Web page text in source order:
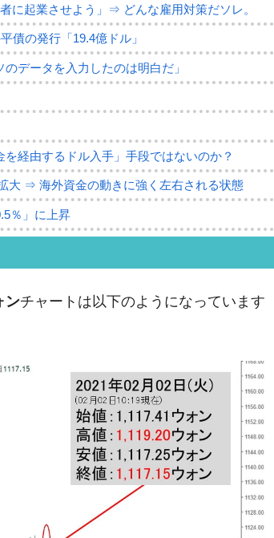
に起業させよう」⇒ どんな雇用対策だソレ。
債の発行「19.4億ドル」
データを入力したのは明白だ」
経由するドル入手」手段ではないのか？
大 ⇒ 海外資金の動きに強く左右される状態
％」に上昇
生産が世界を蝕む。
たり賠償10万ウォンを認定 ⇒ 総額3兆7,000億
、2032年竣工と公示
いっちょがみしたのでは。
BYD』車は売れている。6カ月で対前年同期比
ンチャートは以下のようになっています